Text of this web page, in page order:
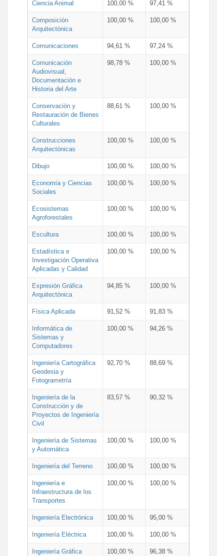
Ciencia Animal 100,00 % 97,41 %
Composición
Arquitectónica
100,00 % 100,00 %
Comunicaciones 94,61 % 97,24 %
Comunicación
Audiovisual,
Documentación e
Historia del Arte
98,78 % 100,00 %
Conservación y
Restauración de Bienes
Culturales
88,61 % 100,00 %
Construcciones
Arquitectónicas
100,00 % 100,00 %
Dibujo 100,00 % 100,00 %
Economía y Ciencias
Sociales
100,00 % 100,00 %
Ecosistemas
Agroforestales
100,00 % 100,00 %
Escultura 100,00 % 100,00 %
Estadística e
Investigación Operativa
Aplicadas y Calidad
100,00 % 100,00 %
Expresión Gráfica
Arquitectónica
94,85 % 100,00 %
Física Aplicada 91,52 % 91,83 %
Informática de
Sistemas y
Computadores
100,00 % 94,26 %
Ingeniería Cartográfica
Geodesia y
Fotogrametría
92,70 % 88,69 %
Ingeniería de la
Construcción y de
Proyectos de Ingeniería
Civil
83,57 % 90,32 %
Ingeniería de Sistemas
y Automática
100,00 % 100,00 %
Ingeniería del Terreno 100,00 % 100,00 %
Ingeniería e
Infraestructura de los
Transportes
100,00 % 100,00 %
Ingeniería Electrónica 100,00 % 95,00 %
Ingeniería Eléctrica 100,00 % 100,00 %
Ingeniería Gráfica 100,00 % 96,38 %